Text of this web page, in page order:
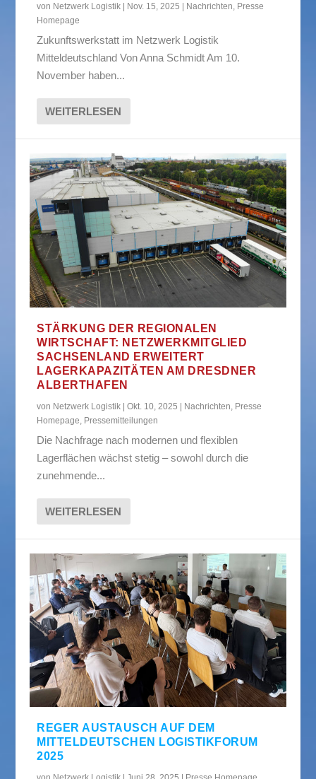
von Netzwerk Logistik Nov. 15, 2025 Nachrichten, Presse
Homepage
Zukunftswerkstatt im Netzwerk Logistik
Mitteldeutschland Von Anna Schmidt Am 10.
November haben...
WEITERLESEN
STÄRKUNG DER REGIONALEN
WIRTSCHAFT: NETZWERKMITGLIED
SACHSENLAND ERWEITERT
LAGERKAPAZITÄTEN AM DRESDNER
ALBERTHAFEN
von Netzwerk Logistik |Okt. 10, 2025 | Nachrichten Presse
Homepage Pressemitteilungen
Die Nachfrage nach modernen und flexiblen
Lagerflächen wächst stetig – sowohl durch die
zunehmende...
WEITERLESEN
REGER AUSTAUSCH AUF DEM
MITTELDEUTSCHEN LOGISTIKFORUM
2025